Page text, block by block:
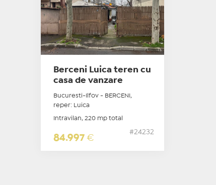
Berceni Luica teren cu
casa de vanzare
Bucuresti-Ilfov - BERCENI,
reper: Luica
Intravilan, 220 mp total
84.997 €
#24232